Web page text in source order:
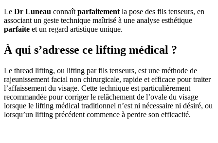
Le Dr Luneau connaît parfaitement la pose des fils tenseurs, en
associant un geste technique maîtrisé à une analyse esthétique
parfaite et un regard artistique unique.
À qui s’adresse ce lifting médical ?
Le thread lifting, ou lifting par fils tenseurs, est une méthode de
rajeunissement facial non chirurgicale, rapide et efficace pour traiter
l’affaissement du visage. Cette technique est particulièrement
recommandée pour corriger le relâchement de l’ovale du visage
lorsque le lifting médical traditionnel n’est ni nécessaire ni désiré, ou
lorsqu’un lifting précédent commence à perdre son efficacité.